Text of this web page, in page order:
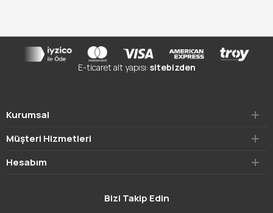
E-ticaret alt yapısı: sitebizden
Kurumsal
Müşteri Hizmetleri
Hesabım
Bizi Takip Edin